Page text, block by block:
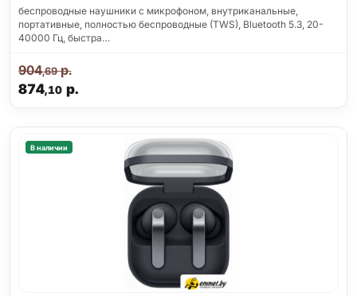
беспроводные наушники с микрофоном, внутриканальные,
портативные, полностью беспроводные (TWS), Bluetooth 5.3, 20-
40000 Гц, быстра…
874,10р.
904,69р.
В наличии